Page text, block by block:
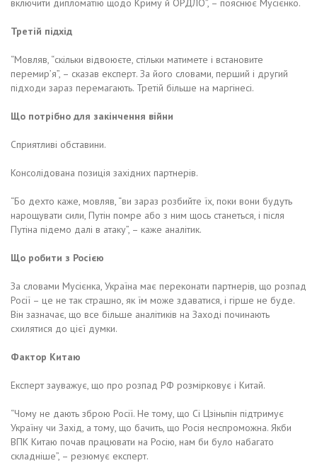
включити дипломатію щодо Криму й ОРДЛО”, – пояснює Мусієнко.
Третій підхід
“Мовляв, “скільки відвоюєте, стільки матимете і встановите
перемир’я”, – сказав експерт. За його словами, перший і другий
підходи зараз перемагають. Третій більше на маргінесі.
Що потрібно для закінчення війни
Сприятливі обставини.
Консолідована позиція західних партнерів.
“Бо дехто каже, мовляв, “ви зараз розбийте їх, поки вони будуть
нарощувати сили, Путін помре або з ним щось станеться, і після
Путіна підемо далі в атаку”, – каже аналітик.
Що робити з Росією
За словами Мусієнка, Україна має переконати партнерів, що розпад
Росії – це не так страшно, як їм може здаватися, і гірше не буде.
Він зазначає, що все більше аналітиків на Заході починають
схилятися до цієї думки.
Фактор Китаю
Експерт зауважує, що про розпад РФ розмірковує і Китай.
“Чому не дають зброю Росії. Не тому, що Сі Цзіньпін підтримує
Україну чи Захід, а тому, що бачить, що Росія неспроможна. Якби
ВПК Китаю почав працювати на Росію, нам би було набагато
складніше”, – резюмує експерт.